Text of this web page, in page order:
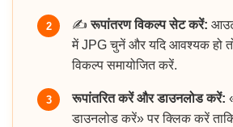
2 ✍️रूपांतरण विकल्प सेट करें:
में JPG चुनें और यदि आवश्यक हो
विकल्प समायोजित करें.
3 रूपांतरित करें और डाउनलोड करें:
डाउनलोड करें» पर क्लिक करें